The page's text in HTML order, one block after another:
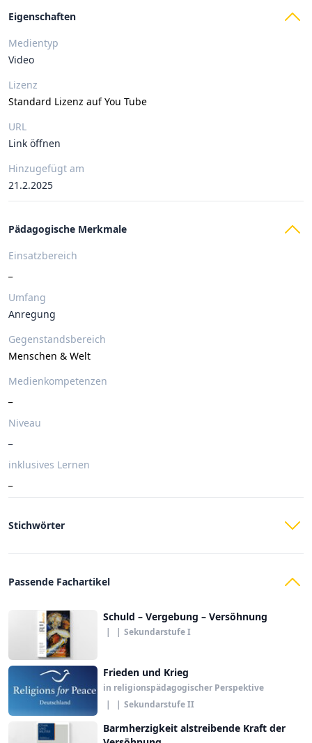
Eigenschaften
Medientyp
Video
Lizenz
Standard Lizenz auf You Tube
URL
Link öffnen
Hinzugefügt am
21.2.2025
Pädagogische Merkmale
Einsatzbereich
Umfang
Anregung
Gegenstandsbereich
Menschen & Welt
Medienkompetenzen
Niveau
inklusives Lernen
Stichwörter
Passende Fachartikel
Schuld – Vergebung – Versöhnung
| | Sekundarstufe I
Frieden und Krieg
in religionspädagogischer Perspektive
|
| Sekundarstufe II
Barmherzigkeit alstreibende Kraft der